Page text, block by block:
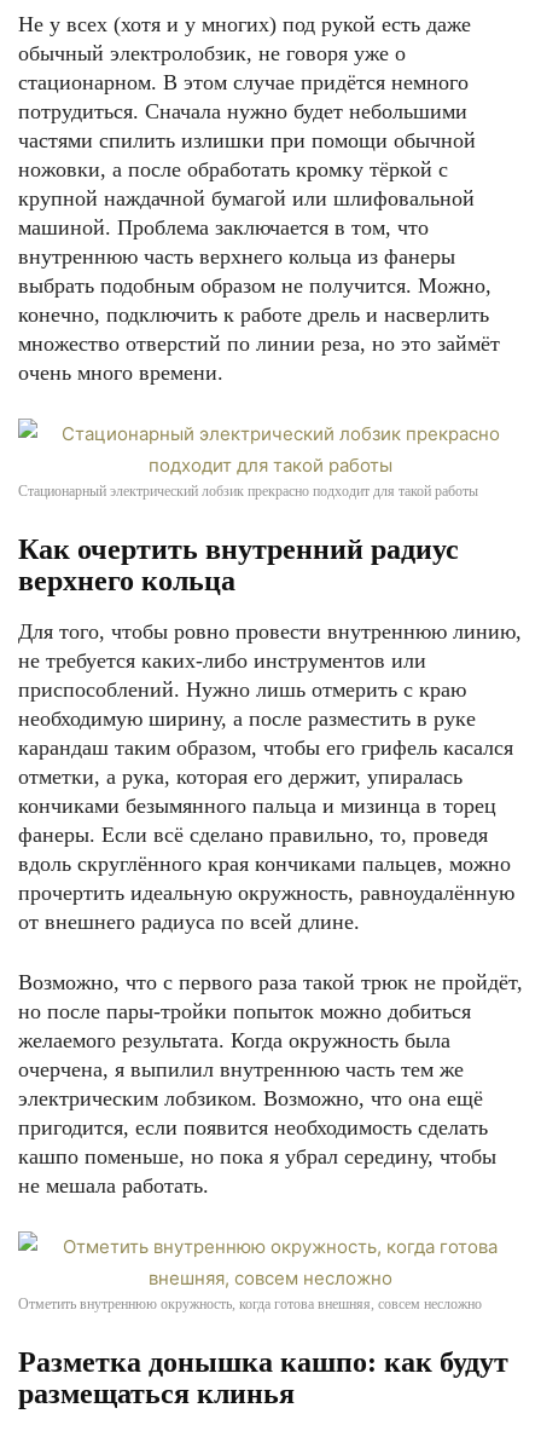
Не у всех (хотя и у многих) под рукой есть даже
обычный электролобзик, не говоря уже о
стационарном. В этом случае придётся немного
потрудиться. Сначала нужно будет небольшими
частями спилить излишки при помощи обычной
ножовки, а после обработать кромку тёркой с
крупной наждачной бумагой или шлифовальной
машиной. Проблема заключается в том, что
внутреннюю часть верхнего кольца из фанеры
выбрать подобным образом не получится. Можно,
конечно, подключить к работе дрель и насверлить
множество отверстий по линии реза, но это займёт
очень много времени.
Стационарный электрический лобзик прекрасно подходит для такой работы
Как очертить внутренний радиус
верхнего кольца
Для того, чтобы ровно провести внутреннюю линию,
не требуется каких-либо инструментов или
приспособлений. Нужно лишь отмерить с краю
необходимую ширину, а после разместить в руке
карандаш таким образом, чтобы его грифель касался
отметки, а рука, которая его держит, упиралась
кончиками безымянного пальца и мизинца в торец
фанеры. Если всё сделано правильно, то, проведя
вдоль скруглённого края кончиками пальцев, можно
прочертить идеальную окружность, равноудалённую
от внешнего радиуса по всей длине.
Возможно, что с первого раза такой трюк не пройдёт,
но после пары-тройки попыток можно добиться
желаемого результата. Когда окружность была
очерчена, я выпилил внутреннюю часть тем же
электрическим лобзиком. Возможно, что она ещё
пригодится, если появится необходимость сделать
кашпо поменьше, но пока я убрал середину, чтобы
не мешала работать.
Отметить внутреннюю окружность, когда готова внешняя, совсем несложно
Разметка донышка кашпо: как будут
размещаться клинья